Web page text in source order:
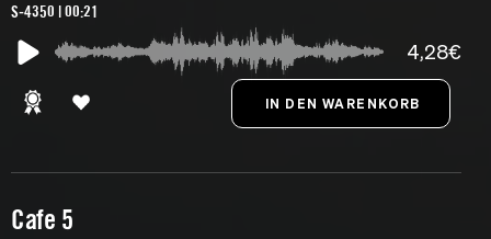
S-4350 | 00:21
4,28€
Cafe 5